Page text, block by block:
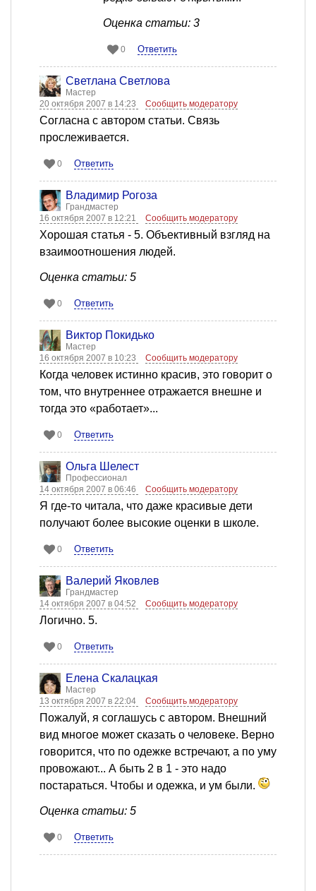
Оценка статьи: 3
0 Ответить
Светлана Светлова
Мастер
20 октября 2007 в 14:23
Сообщить модератору
Согласна с автором статьи. Связь
прослеживается.
0 Ответить
Владимир Рогоза
Грандмастер
16 октября 2007 в 12:21
Сообщить модератору
Хорошая статья - 5. Объективный взгляд на
взаимоотношения людей.
Оценка статьи: 5
0 Ответить
Виктор Покидько
Мастер
16 октября 2007 в 10:23
Сообщить модератору
Когда человек истинно красив, это говорит о
том, что внутреннее отражается внешне и
тогда это «работает»...
0 Ответить
Ольга Шелест
Профессионал
14 октября 2007 в 06:46
Сообщить модератору
Я где-то читала, что даже красивые дети
получают более высокие оценки в школе.
0 Ответить
Валерий Яковлев
Грандмастер
14 октября 2007 в 04:52
Сообщить модератору
Логично. 5.
0 Ответить
Елена Скалацкая
Мастер
13 октября 2007 в 22:04
Сообщить модератору
Пожалуй, я соглашусь с автором. Внешний
вид многое может сказать о человеке. Верно
говорится, что по одежке встречают, а по уму
провожают... А быть 2 в 1 - это надо
постараться. Чтобы и одежка, и ум были.
Оценка статьи: 5
0 Ответить